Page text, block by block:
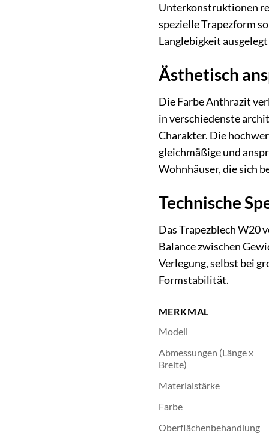
Unterkonstruktionen
spezielle Trapezform
Langlebigkeit
Ästhetisch
Die Farbe Anthrazit
in verschiedenste
Charakter. Die
gleichmäßige und
Wohnhäuser, die sich
Technische
Das Trapezblech W20
Balance zwischen
Verlegung, selbst bei
Formstabilität.
MERKMAL
Modell
Abmessungen (Länge x
Breite)
Materialstärke
Farbe
Oberflächenbehandlung